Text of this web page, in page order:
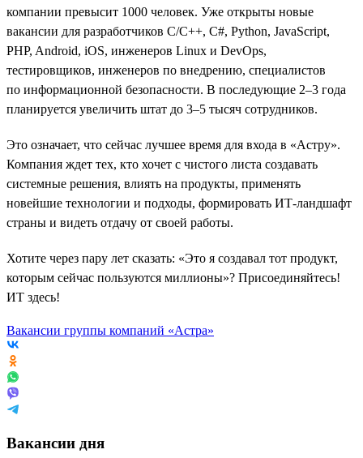
компании превысит 1000 человек. Уже открыты новые
вакансии для разработчиков С/С++, C#, Python, JavaScript,
PHP, Android, iOS, инженеров Linux и DevOps,
тестировщиков, инженеров по внедрению, специалистов
по информационной безопасности. В последующие 2–3 года
планируется увеличить штат до 3–5 тысяч сотрудников.
Это означает, что сейчас лучшее время для входа в «Астру».
Компания ждет тех, кто хочет с чистого листа создавать
системные решения, влиять на продукты, применять
новейшие технологии и подходы, формировать ИТ-ландшафт
страны и видеть отдачу от своей работы.
Хотите через пару лет сказать: «Это я создавал тот продукт,
которым сейчас пользуются миллионы»? Присоединяйтесь!
ИТ здесь!
Вакансии группы компаний «Астра»
Вакансии дня